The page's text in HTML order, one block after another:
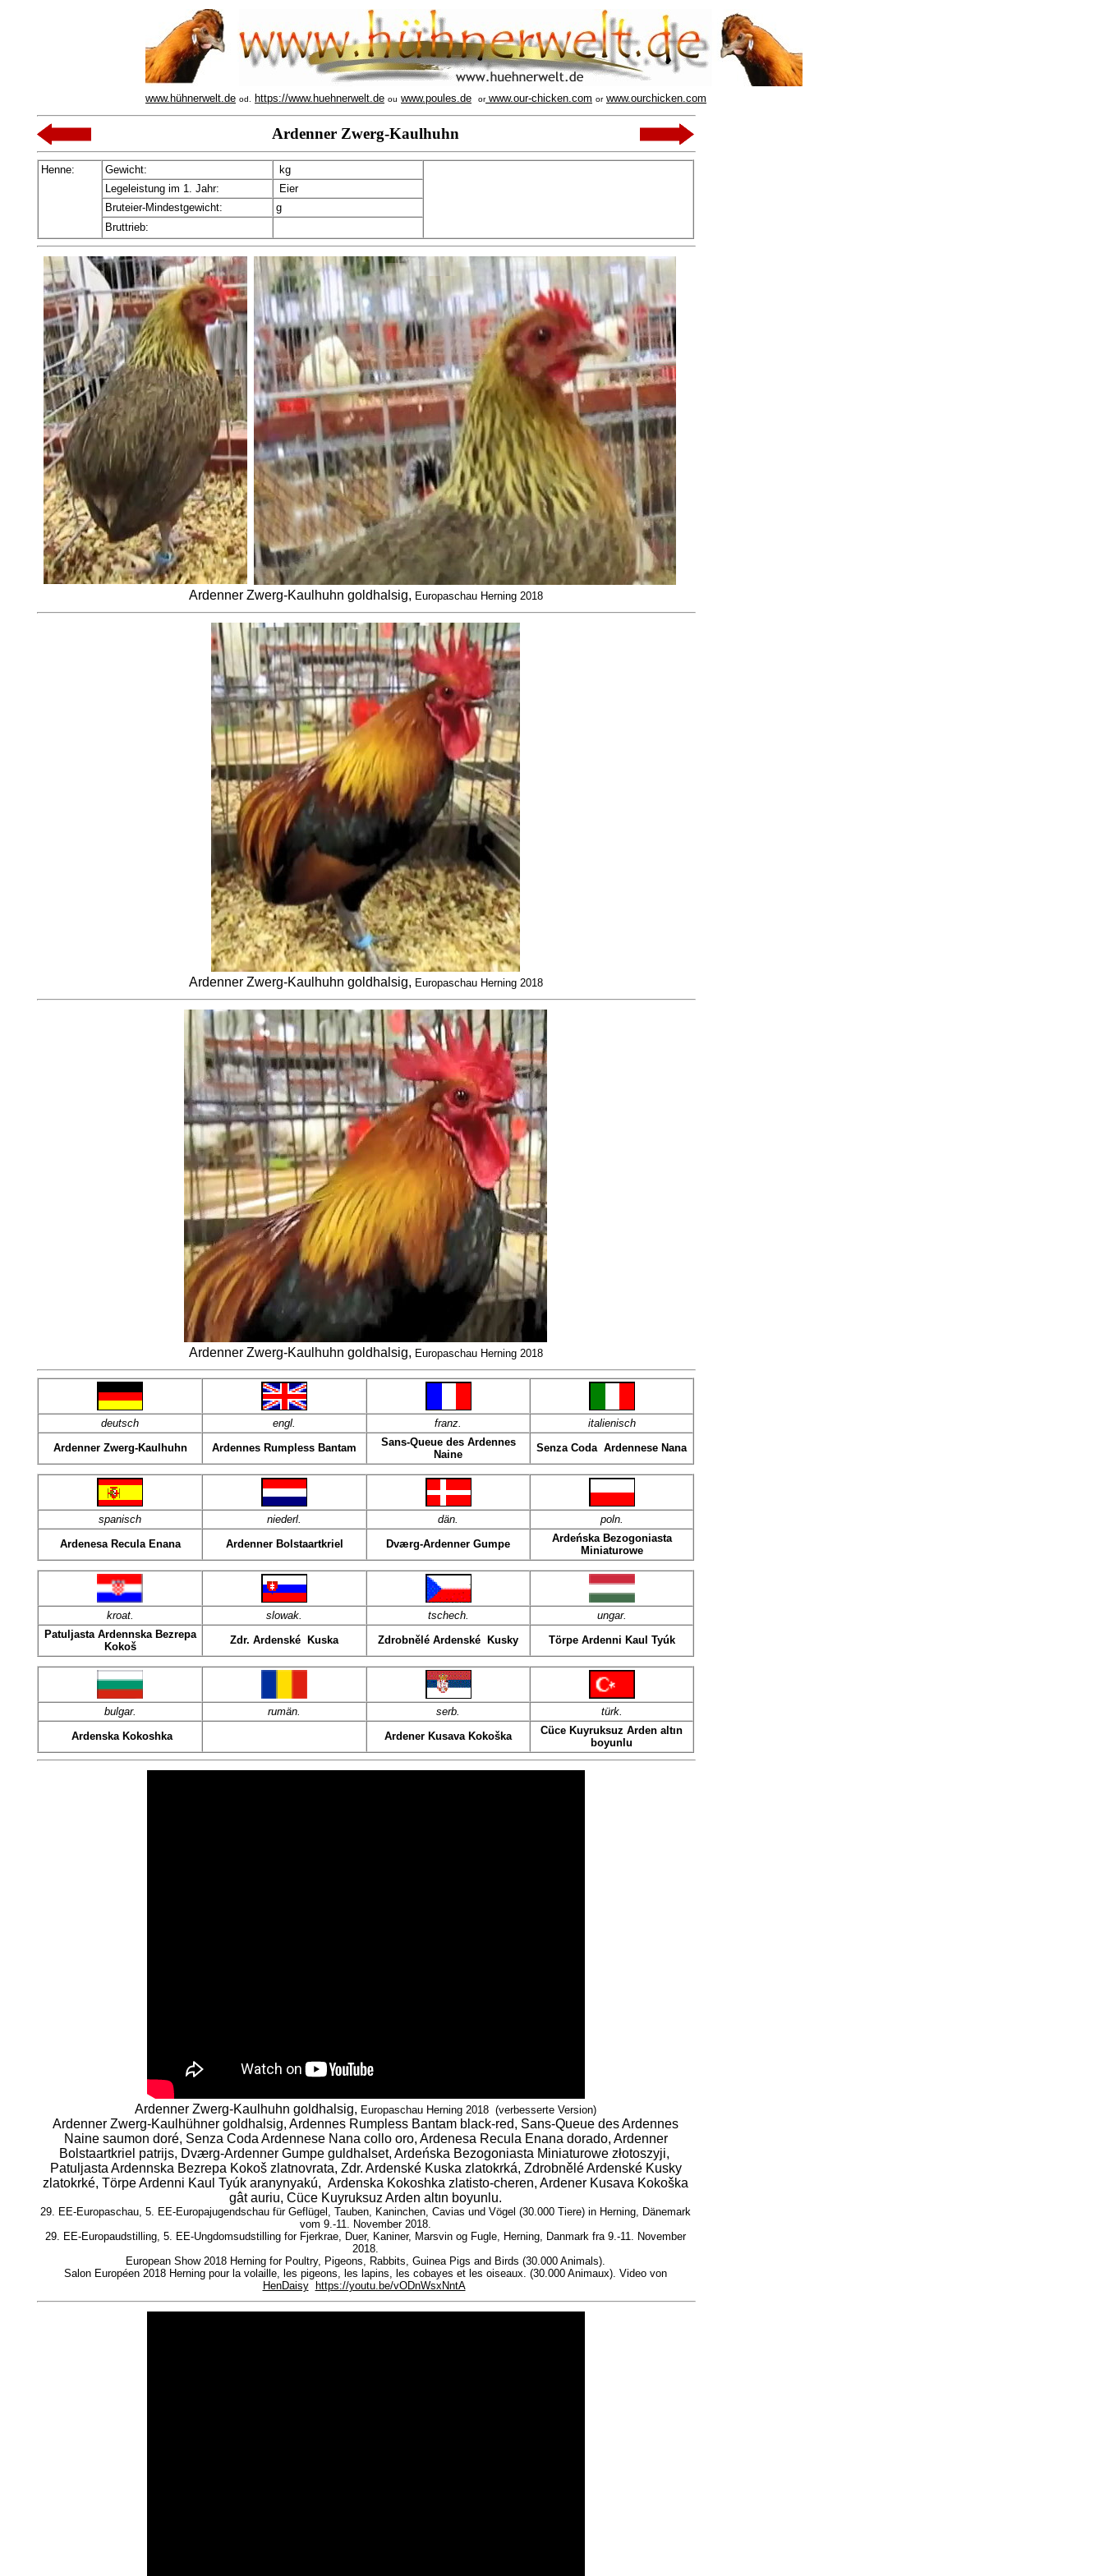
www.hühnerwelt.de od. https://www.huehnerwelt.de ou www.poules.de orwww.our-chicken.com or www.ourchicken.com
Ardenner Zwerg-Kaulhuhn
Henne: Gewicht:
kg
Legeleistung im 1. Jahr:
Eier
Bruteier-Mindestgewicht:
g
Bruttrieb:
Ardenner Zwerg-Kaulhuhn goldhalsig, Europaschau Herning 2018
Ardenner Zwerg-Kaulhuhn goldhalsig, Europaschau Herning 2018
Ardenner Zwerg-Kaulhuhn goldhalsig, Europaschau Herning 2018
deutsch engl. franz.
italienisch
Ardenner Zwerg-Kaulhuhn
Ardennes Rumpless Bantam
Sans-Queue des Ardennes
Naine
Senza Coda Ardennese Nana
spanisch niederl. dän. poln.
Ardenesa Recula Enana
Ardenner Bolstaartkriel Dværg-Ardenner Gumpe
Ardeńska Bezogoniasta
Miniaturowe
kroat. slowak. tschech.
ungar.
Patuljasta Ardennska Bezrepa
Kokoš
Zdr. Ardenské Kuska Zdrobnělé Ardenské Kusky Törpe Ardenni Kaul Tyúk
bulgar. rumän. serb. türk.
Ardenska Kokoshka
Ardener Kusava Kokoška
Cüce Kuyruksuz Arden altın
boyunlu
Ardenner Zwerg-Kaulhuhn goldhalsig, Europaschau Herning 2018 (verbesserte Version)
Ardenner Zwerg-Kaulhühner goldhalsig, Ardennes Rumpless Bantam black-red, Sans-Queue des Ardennes
Naine saumon doré, Senza Coda Ardennese Nana collo oro, Ardenesa Recula Enana dorado, Ardenner
Bolstaartkriel patrijs, Dværg-Ardenner Gumpe guldhalset, Ardeńska Bezogoniasta Miniaturowe złotoszyji,
Patuljasta Ardennska Bezrepa Kokoš zlatnovrata, Zdr. Ardenské Kuska zlatokrká, Zdrobnělé Ardenské Kusky
zlatokrké, Törpe Ardenni Kaul Tyúk aranynyakú, Ardenska Kokoshka zlatisto-cheren, Ardener Kusava Kokoška
gât auriu, Cüce Kuyruksuz Arden altın boyunlu.
29. EE-Europaschau, 5. EE-Europajugendschau für Geflügel, Tauben, Kaninchen, Cavias und Vögel (30.000 Tiere) in Herning, Dänemark
vom 9.-11. November 2018.
29. EE-Europaudstilling, 5. EE-Ungdomsudstilling for Fjerkrae, Duer, Kaniner, Marsvin og Fugle, Herning, Danmark fra 9.-11. November
2018.
European Show 2018 Herning for Poultry, Pigeons, Rabbits, Guinea Pigs and Birds (30.000 Animals).
Salon Européen 2018 Herning pour la volaille, les pigeons, les lapins, les cobayes et les oiseaux. (30.000 Animaux). Video von
HenDaisy
https://youtu.be/vODnWsxNntA